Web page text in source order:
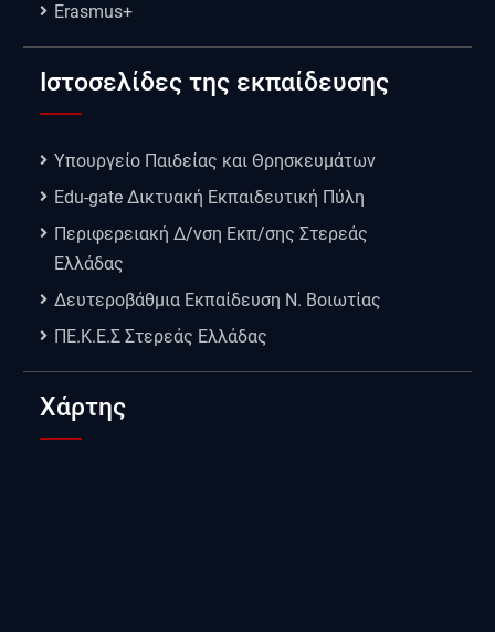
Erasmus+
Ιστοσελίδες της εκπαίδευσης
Υπουργείο Παιδείας και Θρησκευμάτων
Edu-gate Δικτυακή Εκπαιδευτική Πύλη
Περιφερειακή Δ/νση Εκπ/σης Στερεάς
Ελλάδας
Δευτεροβάθμια Εκπαίδευση Ν. Βοιωτίας
ΠΕ.Κ.Ε.Σ Στερεάς Ελλάδας
Χάρτης